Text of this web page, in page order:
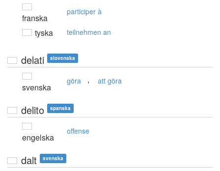
franska
participer à
tyska teilnehmen an
delati slovenska
svenska
göra , att göra
delito spanska
engelska
offense
dalt svenska